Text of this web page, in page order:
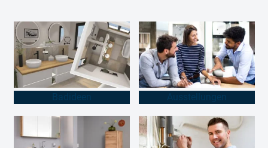
Badideen Ausstellungen